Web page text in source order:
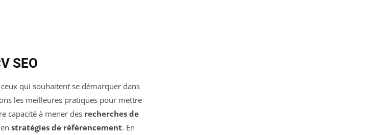
SEO
qui souhaitent se démarquer dans
les meilleures pratiques pour mettre
capacité à mener des recherches de
stratégies de référencement. En